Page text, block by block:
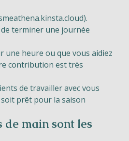
).
terminer une journée
une heure ou que vous aidiez
contribution est très
de travailler avec vous
prêt pour la saison
de main sont les